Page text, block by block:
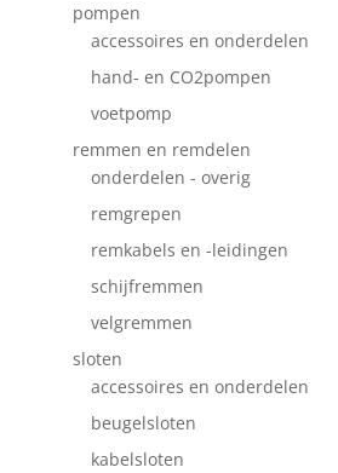
pompen
accessoires en onderdelen
hand- en CO2pompen
voetpomp
remmen en remdelen
onderdelen - overig
remgrepen
remkabels en -leidingen
schijfremmen
velgremmen
sloten
accessoires en onderdelen
beugelsloten
kabelsloten